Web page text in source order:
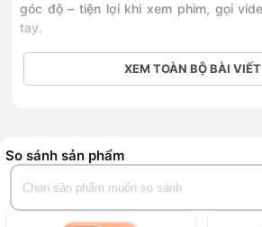
góc độ – tiện lợi khi xem phim, gọi
tay.
Thiết kế tinh tế với nút bấm kim loại
trải nghiệm bấm mượt mà và chính xác.
Ngoài khả năng bảo vệ chắc chắn,
tương thích hoàn toàn với sạc không
/ MagSafe), mang lại sự tiện lợi tối đa
XEM TOÀN BỘ BÀI VIẾT
So sánh sản phẩm